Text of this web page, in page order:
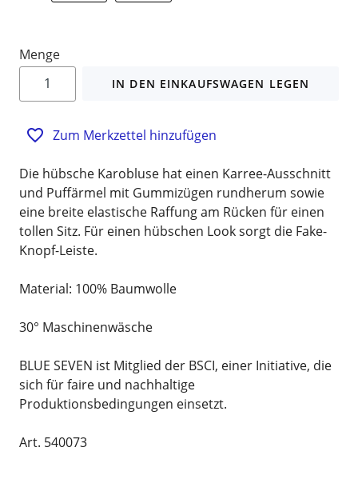
Menge
IN DEN EINKAUFSWAGEN LEGEN
Zum Merkzettel hinzufügen
Die hübsche Karobluse hat einen Karree-Ausschnitt
und Puffärmel mit Gummizügen rundherum sowie
eine breite elastische Raffung am Rücken für einen
tollen Sitz. Für einen hübschen Look sorgt die Fake-
Knopf-Leiste.
Material: 100% Baumwolle
30° Maschinenwäsche
BLUE SEVEN ist Mitglied der BSCI, einer Initiative, die
sich für faire und nachhaltige
Produktionsbedingungen einsetzt.
Art. 540073